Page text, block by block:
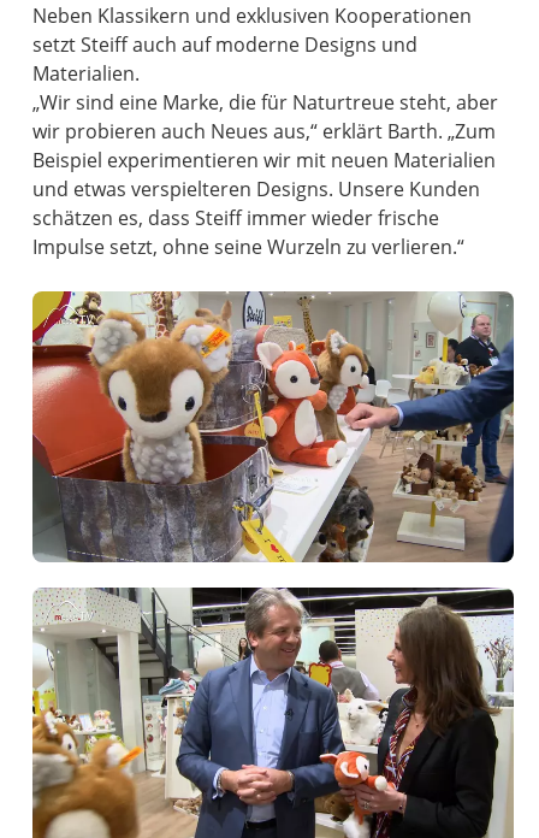
Neben Klassikern und exklusiven Kooperationen
setzt Steiff auch auf moderne Designs und
Materialien.
„Wir sind eine Marke, die für Naturtreue steht, aber
wir probieren auch Neues aus,“ erklärt Barth. „Zum
Beispiel experimentieren wir mit neuen Materialien
und etwas verspielteren Designs. Unsere Kunden
schätzen es, dass Steiff immer wieder frische